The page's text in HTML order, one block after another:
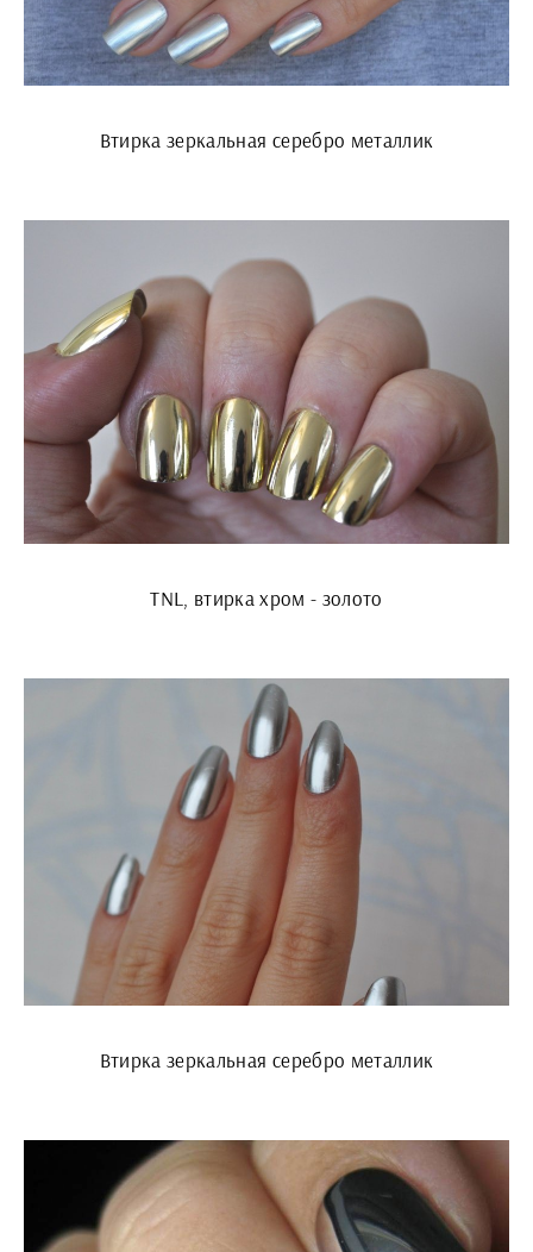
Втирка зеркальная серебро металлик
TNL, втирка хром - золото
Втирка зеркальная серебро металлик